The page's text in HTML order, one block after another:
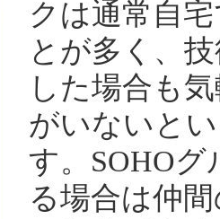
クは通常自
とが多く、
した場合も
がいないと
す。SOHO
る場合は仲